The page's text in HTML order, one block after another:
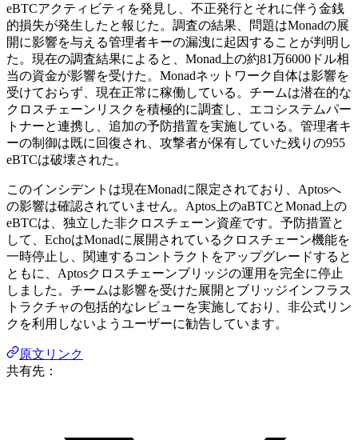
eBTCアクティビティを発見し、不正発行とそれに伴う金銭
的損失が発生したと報じた。調査の結果、問題はMonadの展
開に影響を与える管理者キーの漏洩に起因することが判明し
た。現在の調査結果によると、Monad上の約81万6000ドル相
当の資金が影響を受けた。Monadネットワーク自体は影響を
受けておらず、現在正常に稼働している。チームは潜在的な
クロスチェーンリスクを積極的に調査し、エコシステムパー
トナーと連携し、追加の予防措置を実施している。管理者キ
ーの制御は既に回復され、攻撃者が保有していた残りの955
eBTCは破壊された。
このインシデントは現在Monadに限定されており、Aptosへ
の影響は確認されていません。Aptos上のaBTCとMonad上の
eBTCは、独立した非クロスチェーン資産です。予防措置と
して、EchoはMonadに展開されているクロスチェーン機能を
一時停止し、関連するコントラクトをアップグレードすると
ともに、Aptosクロスチェーンブリッジの運用を完全に停止
しました。チームは影響を受けた展開とブリッジインフラス
トラクチャの包括的なレビューを実施しており、非公式リン
クを利用しないようユーザーに勧告しています。
原文リンク
共有先：